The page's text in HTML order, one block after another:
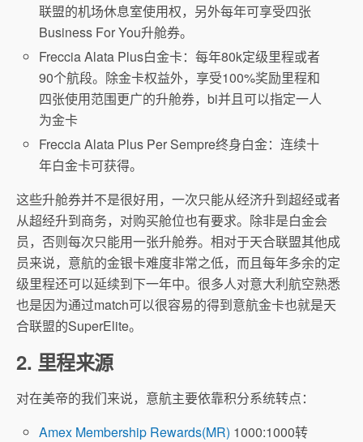
联盟的机场休息室使用权，另外每年可享受四张
Business For You升舱券。
Freccia Alata Plus白金卡：每年80k定级里程或者
90个航段。除金卡权益外，享受100%奖励里程和
四张使用范围更广的升舱券，bi并且可以指定一人
为金卡
Freccia Alata Plus Per Sempre终身白金：连续十
年白金卡可获得。
这些升舱券并不是很好用，一次只能从经济升到超经或者
从超经升到商务，对购买舱位也有要求。除非是白金会
员，否则每次只能用一张升舱券。相对于天合联盟其他成
员来说，意航的金银卡难度非常之低，而且每年多余的定
级里程还可以延续到下一年中。很多人对意大利航空熟悉
也是因为通过match可以很容易的得到意航金卡也就是天
合联盟的SuperElite。
2. 里程来源
对在美帝的我们来说，意航主要依靠积分系统转点：
Amex Membership Rewards(MR) 1000:1000转